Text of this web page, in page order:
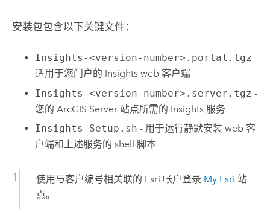
安装包包含以下关键文件：
Insights-<version-number>.portal.tgz -
适用于您门户的 Insights web 客户端
Insights-<version-number>.server.tgz -
您的ArcGIS Server 站点所需的 Insights 服务
Insights-Setup.sh - 用于运行静默安装 web 客
户端和上述服务的 shell 脚本
使用与客户编号相关联的 Esri 帐户登录 My Esri 站
点。